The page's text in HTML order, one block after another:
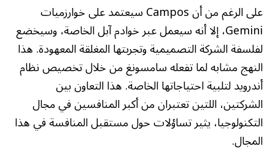
على الرغم من أن Campos سيعتمد على خوارزميات
Gemini، إلا أنه سيعمل عبر خوادم آبل الخاصة، وسيخضع
لفلسفة الشركة التصميمية وتجربتها المغلقة المعهودة. هذا
النهج مشابه لما تفعله سامسونغ من خلال تخصيص نظام
أندرويد لتلبية احتياجاتها الخاصة. هذا التعاون بين
الشركتين، اللتين تعتبران من أكبر المنافسين في مجال
التكنولوجيا، يثير تساؤلات حول مستقبل المنافسة في هذا
المجال.